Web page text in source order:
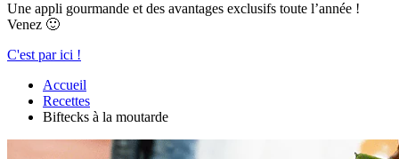
Une appli gourmande et des avantages exclusifs toute l’année !
Venez 🙂
C'est par ici !
Accueil
Recettes
Biftecks à la moutarde